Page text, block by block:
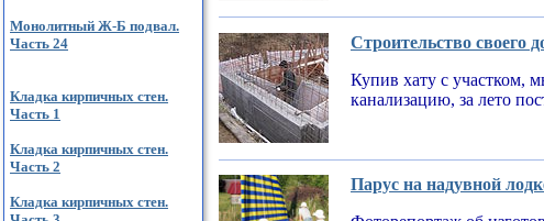
Монолитный Ж-Б подвал.
Часть 24
Кладка кирпичных стен.
Часть 1
Кладка кирпичных стен.
Часть 2
Кладка кирпичных стен.
Строительство своего
Купив хату с участком,
канализацию, за лето
Парус на надувной